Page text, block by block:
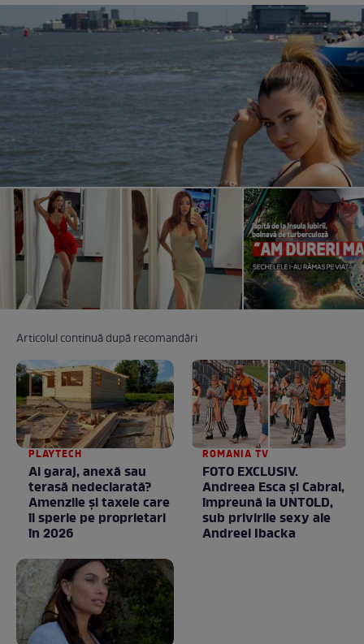
Articolul continuă după recomandări
PLAYTECH
Ai garaj, anexă sau
terasă nedeclarată?
Amenzile și taxele care
îi sperie pe proprietari
în 2026
ROMANIA TV
FOTO EXCLUSIV.
Andreea Esca şi Cabral,
împreună la UNTOLD,
sub privirile sexy ale
Andreei Ibacka